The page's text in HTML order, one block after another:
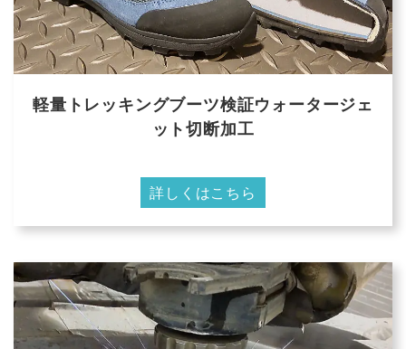
軽量トレッキングブーツ検証ウォータージェ
ット切断加工
詳しくはこちら